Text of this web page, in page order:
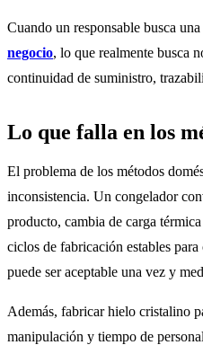
Cuando un responsable busca una
negocio, lo que realmente busca
continuidad de suministro,
Lo que falla en los
El problema de los métodos
inconsistencia. Un congelador
producto, cambia de carga
ciclos de fabricación estables
puede ser aceptable una vez y
Además, fabricar hielo cristalino
manipulación y tiempo de